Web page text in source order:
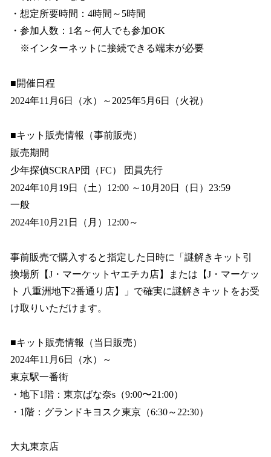
・想定所要時間：4時間～5時間
・参加人数：1名～何人でも参加OK
※インターネットに接続できる端末が必要
■開催日程
2024年11月6日（水）～2025年5月6日（火祝）
■キット販売情報（事前販売）
販売期間
少年探偵SCRAP団（FC） 団員先行
2024年10月19日（土）12:00 ～10月20日（日）23:59
一般
2024年10月21日（月）12:00～
事前販売で購入すると指定した日時に「謎解きキット引
換場所【J・マーケットヤエチカ店】または【J・マーケッ
ト 八重洲地下2番通り店】」で確実に謎解きキットをお受
け取りいただけます。
■キット販売情報（当日販売）
2024年11月6日（水）～
東京駅一番街
・地下1階：東京ばな奈s（9:00〜21:00）
・1階：グランドキヨスク東京（6:30～22:30）
大丸東京店